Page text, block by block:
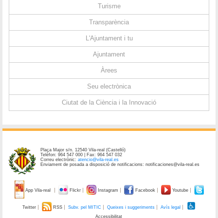
Turisme
Transparència
L'Ajuntament i tu
Ajuntament
Àrees
Seu electrònica
Ciutat de la Ciència i la Innovació
Plaça Major s/n. 12540 Vila-real (Castelló)
Telèfon: 964 547 000 | Fax: 964 547 032
Correu electrònic:atencio@vila-real.es
Enviament de posada a disposició de notificacions: notificaciones@vila-real.es
App Vila-real Flickr Instagram Facebook Youtube
Twitter RSS Subv. pel MITIC Queixes i suggeriments
Avís legal
Accessibilitat